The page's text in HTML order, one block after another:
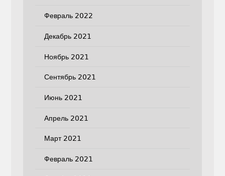
Февраль 2022
Декабрь 2021
Ноябрь 2021
Сентябрь 2021
Июнь 2021
Апрель 2021
Март 2021
Февраль 2021